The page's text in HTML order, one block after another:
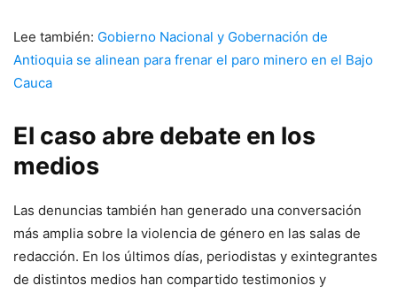
Lee también: Gobierno Nacional y Gobernación de
Antioquia se alinean para frenar el paro minero en el Bajo
Cauca
El caso abre debate en los
medios
Las denuncias también han generado una conversación
más amplia sobre la violencia de género en las salas de
redacción. En los últimos días, periodistas y exintegrantes
de distintos medios han compartido testimonios y